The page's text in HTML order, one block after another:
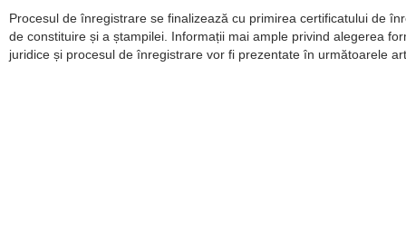
Procesul de înregistrare se finalizează cu primirea certificatului de
de constituire și a ștampilei. Informații mai ample privind alegerea
juridice și procesul de înregistrare vor fi prezentate în următoarele